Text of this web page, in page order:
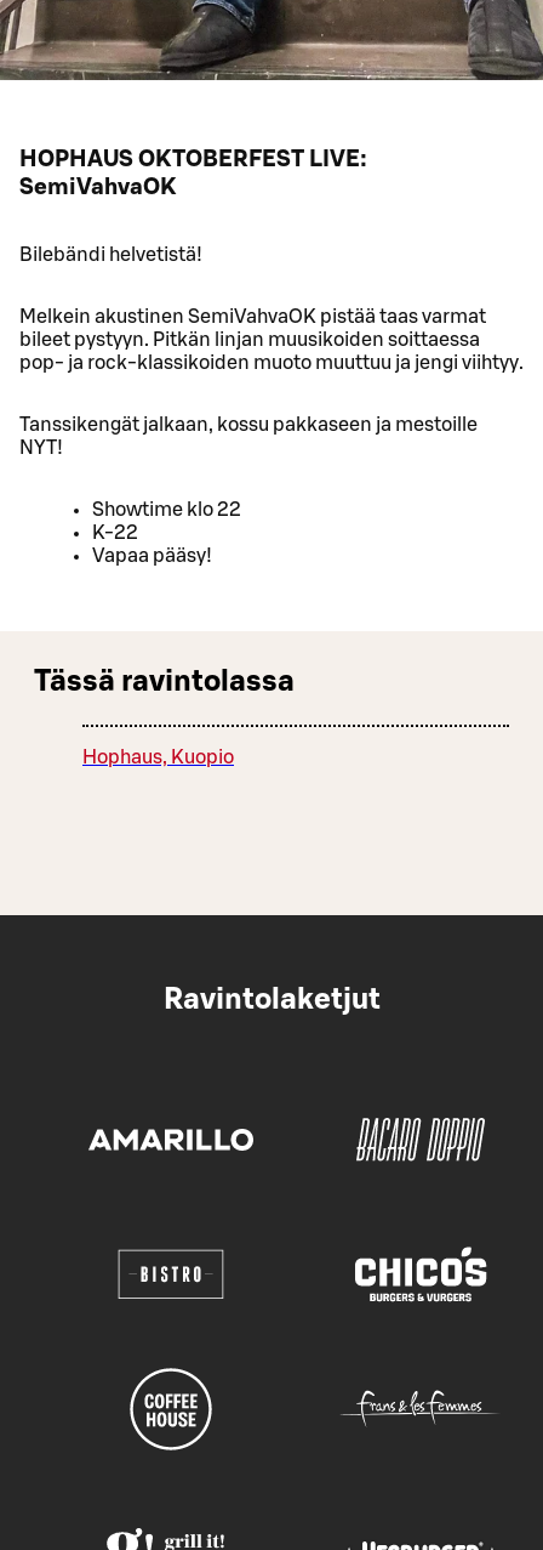
HOPHAUS OKTOBERFEST LIVE:
SemiVahvaOK
Bilebändi helvetistä!
Melkein akustinen SemiVahvaOK pistää taas varmat
bileet pystyyn. Pitkän linjan muusikoiden soittaessa
pop- ja rock-klassikoiden muoto muuttuu ja jengi viihtyy.
Tanssikengät jalkaan, kossu pakkaseen ja mestoille
NYT!
Showtime klo 22
K-22
Vapaa pääsy!
Tässä ravintolassa
Hophaus, Kuopio
Ravintolaketjut